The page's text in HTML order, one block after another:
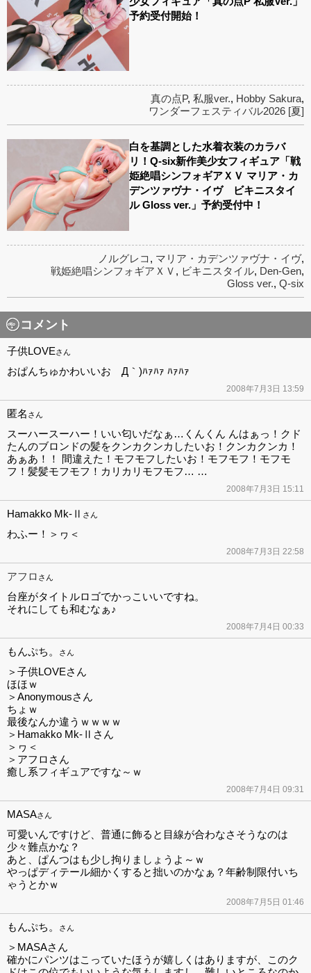
予約受付開始！
真の点P, 私服ver., Hobby Sakura,
ワンダーフェスティバル2026 [夏]
白を基調とした水着衣装のカラバ
リ！Q-six新作美少女フィギュア「戦
姫絶唱シンフォギアＸＶ マリア・カ
デンツァヴナ・イヴ ビキニスタイ
ル Gloss ver.」予約受付中！
ノルグレコ , マリア・カデンツァヴナ・イヴ,
戦姫絶唱シンフォギアＸＶ , ビキニスタイル, Den-Gen,
Gloss ver., Q-six
コメント
子供LOVEさん
おぱんちゅかわいいお Д｀)ﾊｧﾊｧ ﾊｧﾊｧ
2008年7月3日 13:59
匿名 さん
スーハースーハー！いい匂いだなぁ…くんくん んはぁっ！クド
たんのブロンドの髪をクンカクンカしたいお！クンカクンカ！
あぁあ！！ 間違えた！モフモフしたいお！モフモフ！モフモ
フ！髪髪モフモフ！カリカリモフモフ… …
2008年7月3日 15:11
Hamakko Mk-Ⅱ さん
わふー！＞ヮ＜
2008年7月3日 22:58
アフロ さん
台座がタイトルロゴでかっこいいですね。
それにしても和むなぁ♪
2008年7月4日 00:33
もんぷち。 さん
＞子供LOVEさん
ほほｗ
＞Anonymousさん
ちょｗ
最後なんか違うｗｗｗｗ
＞Hamakko Mk-Ⅱさん
＞ヮ＜
＞アフロさん
癒し系フィギュアですな～ｗ
2008年7月4日 09:31
MASAさん
可愛いんですけど、普通に飾ると目線が合わなさそうなのは
少々難点かな？
あと、ぱんつはも少し拘りましょうよ～ｗ
やっぱディテール細かくすると拙いのかなぁ？年齢制限付いち
ゃうとかｗ
2008年7月5日 01:46
もんぷち。 さん
＞MASAさん
確かにパンツはこっていたほうが嬉しくはありますが、このク